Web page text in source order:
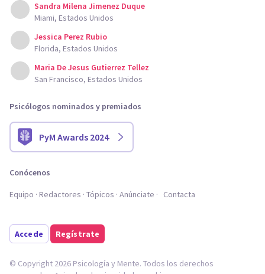
Sandra Milena Jimenez Duque
Miami, Estados Unidos
Jessica Perez Rubio
Florida, Estados Unidos
Maria De Jesus Gutierrez Tellez
San Francisco, Estados Unidos
Psicólogos nominados y premiados
PyM Awards 2024
Conócenos
Equipo Redactores Tópicos Anúnciate Contacta
Accede Regístrate
© Copyright 2026 Psicología y Mente. Todos los derechos